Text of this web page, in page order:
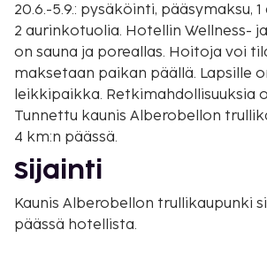
20.6.-5.9.: pysäköinti, pääsymaksu,
2 aurinkotuolia. Hotellin Wellness-
on sauna ja poreallas. Hoitoja voi
maksetaan paikan päällä. Lapsille
leikkipaikka. Retkimahdollisuuksia
Tunnettu kaunis Alberobellon
4 km:n päässä.
Sijainti
Kaunis Alberobellon trullikaupunki
päässä hotellista.